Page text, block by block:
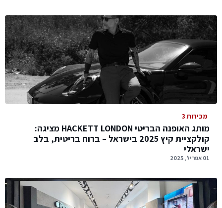
מכירות 3
מותג האופנה הבריטי HACKETT LONDON מציגה:
קולקציית קיץ 2025 בישראל – ברוח בריטית, בלב
ישראלי
01 אפריל, 2025